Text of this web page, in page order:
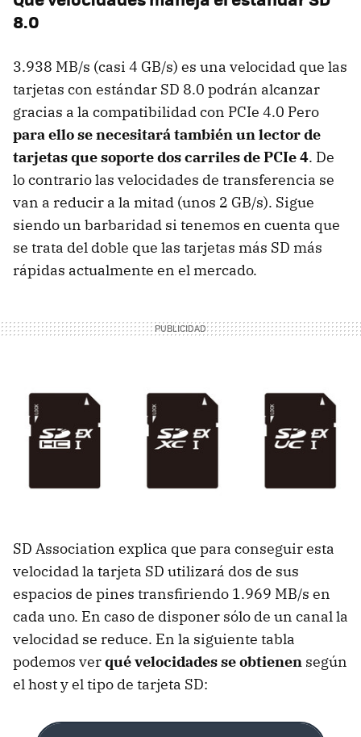
8.0
3.938 MB/s (casi 4 GB/s) es una velocidad que las
tarjetas con estándar SD 8.0 podrán alcanzar
gracias a la compatibilidad con PCIe 4.0 Pero
para ello se necesitará también un lector de
tarjetas que soporte dos carriles de PCIe 4. De
lo contrario las velocidades de transferencia se
van a reducir a la mitad (unos 2 GB/s). Sigue
siendo un barbaridad si tenemos en cuenta que
se trata del doble que las tarjetas más SD más
rápidas actualmente en el mercado.
SD Association explica que para conseguir esta
velocidad la tarjeta SD utilizará dos de sus
espacios de pines transfiriendo 1.969 MB/s en
cada uno. En caso de disponer sólo de un canal la
velocidad se reduce. En la siguiente tabla
podemos verqué velocidades se obtienen según
el host y el tipo de tarjeta SD: